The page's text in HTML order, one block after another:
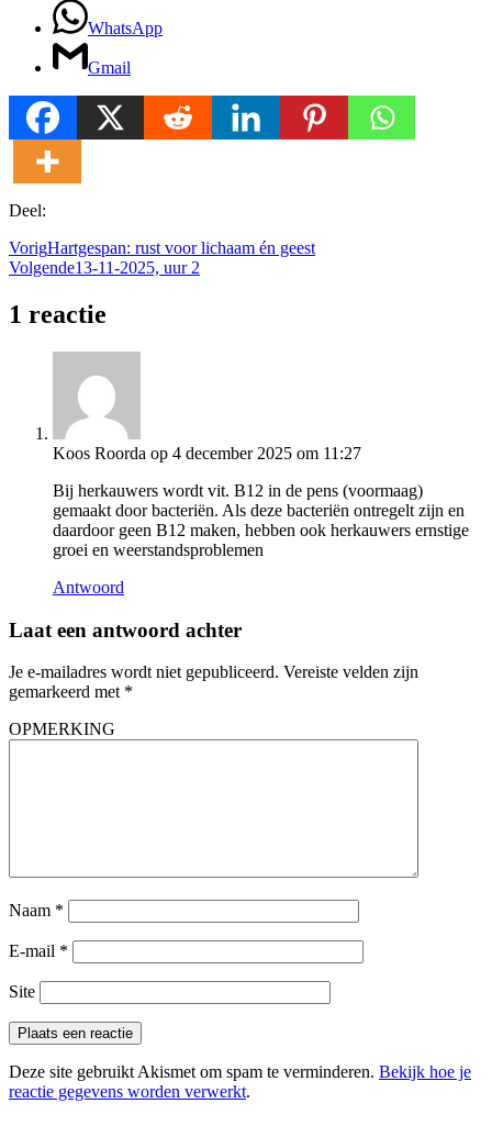
WhatsApp
Gmail
Deel:
VorigHartgespan: rust voor lichaam én geest
Volgende13-11-2025, uur 2
1 reactie
Koos Roorda op 4 december 2025 om 11:27
Bij herkauwers wordt vit. B12 in de pens (voormaag)
gemaakt door bacteriën. Als deze bacteriën ontregelt zijn en
daardoor geen B12 maken, hebben ook herkauwers ernstige
groei en weerstandsproblemen
Antwoord
Laat een antwoord achter
Je e-mailadres wordt niet gepubliceerd. Vereiste velden zijn
gemarkeerd met *
OPMERKING
Naam *
E-mail *
Site
Deze site gebruikt Akismet om spam te verminderen. Bekijk hoe je
reactie gegevens worden verwerkt.